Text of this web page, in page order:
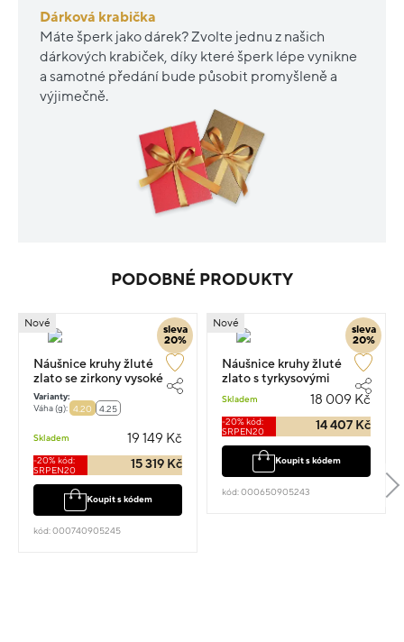
Dárková krabička
Máte šperk jako dárek? Zvolte jednu z našich
dárkových krabiček, díky které šperk lépe vynikne
a samotné předání bude působit promyšleně a
výjimečně.
PODOBNÉ PRODUKTY
sleva
20%
Nové
Náušnice kruhy žluté
zlato se zirkony vysoké
1.5cm 4.2g
Varianty:
Váha (g): 4.20 4.25
Skladem 19 149 Kč
-20% kód:
SRPEN20
15 319 Kč
Koupit s kódem
kód: 000740905245
sleva
20%
Nové
Náušnice kruhy žluté
zlato s tyrkysovými
kameny 2cm 3.95g
Skladem 18 009 Kč
-20% kód:
SRPEN20
14 407 Kč
Koupit s kódem
kód: 000650905243